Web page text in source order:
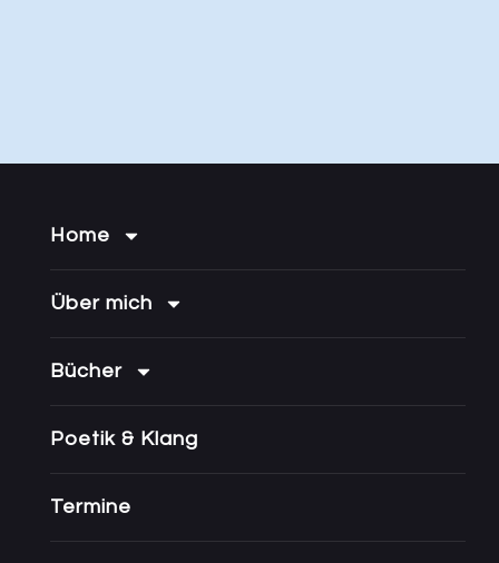
Home
Über mich
Bücher
Poetik & Klang
Termine